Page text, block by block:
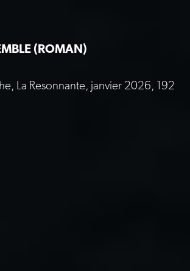
(ROMAN)
La Resonnante, janvier 2026, 192